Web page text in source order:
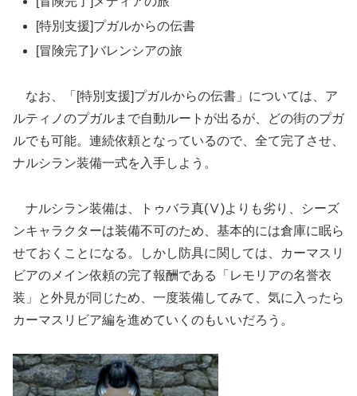
[特別支援]プガルからの伝書
[冒険完了]バレンシアの旅
なお、「[特別支援]プガルからの伝書」については、ア
ルティノのプガルまで自動ルートが出るが、どの街のプガ
ルでも可能。連続依頼となっているので、全て完了させ、
ナルシラン装備一式を入手しよう。
ナルシラン装備は、トゥバラ真(Ⅴ)よりも劣り、シーズ
ンキャラクターは装備不可のため、基本的には倉庫に眠ら
せておくことになる。しかし防具に関しては、カーマスリ
ビアのメイン依頼の完了報酬である「レモリアの名誉衣
装」と外見が同じため、一度装備してみて、気に入ったら
カーマスリビア編を進めていくのもいいだろう。